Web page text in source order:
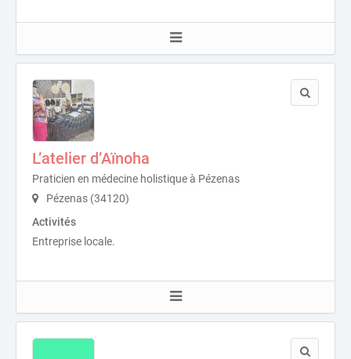
L’atelier d’Aïnoha
Praticien en médecine holistique à Pézenas
Pézenas (34120)
Activités
Entreprise locale.